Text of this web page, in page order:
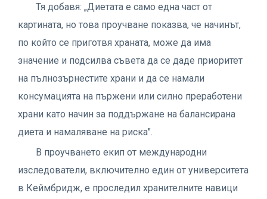
Тя добавя: „Диетата е само една част от
картината, но това проучване показва, че начинът,
по който се приготвя храната, може да има
значение и подсилва съвета да се даде приоритет
на пълнозърнестите храни и да се намали
консумацията на пържени или силно преработени
храни като начин за поддържане на балансирана
диета и намаляване на риска".
В проучването екип от международни
изследователи, включително един от университета
в Кеймбридж, е проследил хранителните навици